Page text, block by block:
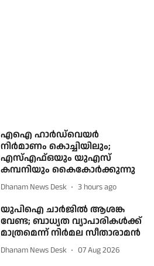
എഐ ഹാര്‍ഡ്‌വെയര്‍
നിര്‍മാണം കൊച്ചിയിലും;
എസ്എഫ്ഒയും യുഎസ്
കമ്പനിയും കൈകോര്‍ക്കുന്നു
Dhanam News Desk 3 hours ago
യുപിഐ ചാർജിൽ ആശങ്ക
വേണ്ട; ബാധ്യത വ്യാപാരികൾക്ക്
മാത്രമെന്ന് നിർമല സീതാരാമൻ
Dhanam News Desk 07 Aug 2026